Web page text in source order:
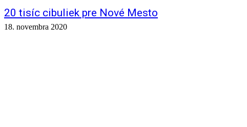
20 tisíc cibuliek pre Nové Mesto
18. novembra 2020